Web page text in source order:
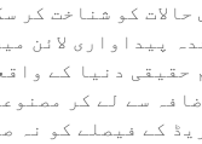
پیداواری لائن
دنیا کے
سے لے کر
کے فیصلے کو نہ